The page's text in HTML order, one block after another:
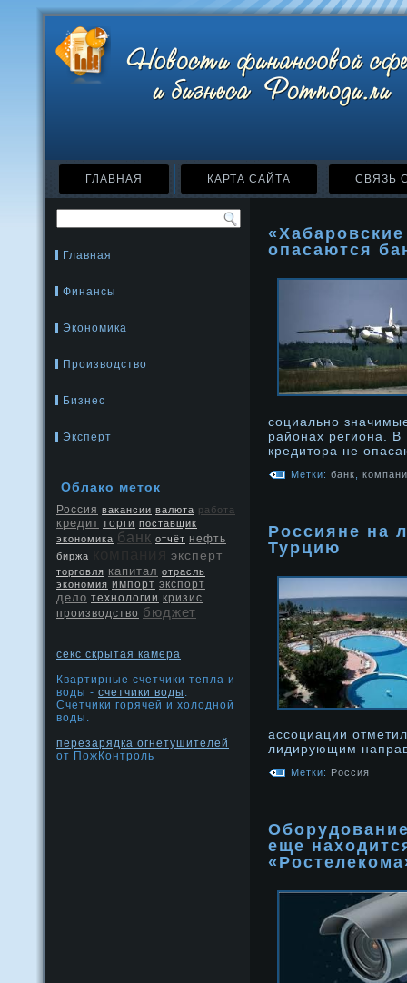
ГЛАВНАЯ КАРТА САЙТА СВЯЗЬ
Главная
Финансы
Экономика
Производство
Бизнес
Эксперт
Облако меток
Россия вакансии валюта работа
кредит торги поставщик
экономика банк отчёт нефть
биржа эксперт
торговля капитал отрасль
экономия импорт экспорт
дело технологии кризис
производство бюджет
секс скрытая камера
Квартирные счетчики тепла и
воды - счетчики воды .
Счетчики горячей и холодной
воды.
перезарядка огнетушителей
от ПожКонтроль
опасаются
социально
районах региона. В
кредитора не
Метки: банк
Россияне на
Турцию
ассоциации
лидирующим
Метки: Россия
еще